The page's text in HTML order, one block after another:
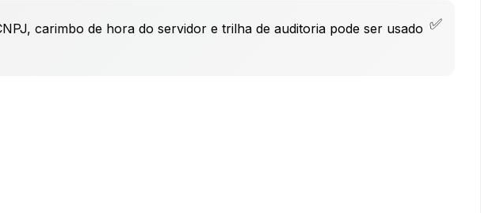
carimbo de hora do servidor e trilha de auditoria pode ser usado